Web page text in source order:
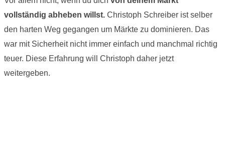
vollständig abheben willst. Christoph Schreiber ist selber
den harten Weg gegangen um Märkte zu dominieren. Das
war mit Sicherheit nicht immer einfach und manchmal richtig
teuer. Diese Erfahrung will Christoph daher jetzt
weitergeben.